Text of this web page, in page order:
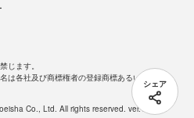
シェア
じます。
は各社及び商標権者の登録商標あるいは商標で
Co., Ltd. All rights reserved. ver.1.5